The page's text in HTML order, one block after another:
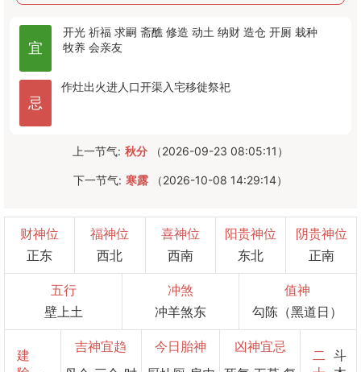
宜
开光 祈福 求嗣 斋醮 修造 动土 纳财 造仓 开厕 栽种
牧养 会亲友
忌
作灶出火进人口开渠入宅移徙祭祀
上一节气: 秋分 （2026-09-23 08:05:11）
下一节气: 寒露 （2026-10-08 14:29:14）
财神位
正东
福神位
西北
喜神位
西南
阳贵神位
东北
阴贵神位
正南
五行
壁上土
冲煞
冲羊煞东
值神
勾陈（黑道日）
建
吉神宜趋
今日胎神
凶神宜忌
二 斗